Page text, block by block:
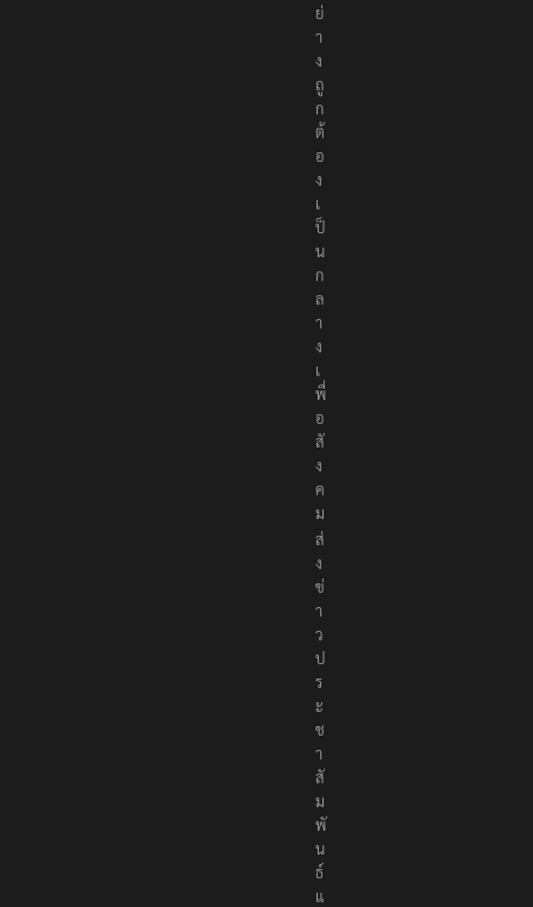
อ
ย่
า
ง
ถู
ก
ต้
อ
ง
เ
ป็
น
ก
ล
า
ง
เ
พื่
อ
สั
ง
ค
ม
ส่
ง
ข่
า
ว
ป
ร
ะ
ช
า
สั
ม
พั
น
ธ์